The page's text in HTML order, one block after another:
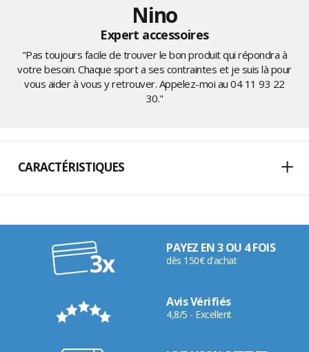
Nino
Expert accessoires
"Pas toujours facile de trouver le bon produit qui répondra à
votre besoin. Chaque sport a ses contraintes et je suis là pour
vous aider à vous y retrouver. Appelez-moi au04 11 93 22
30."
CARACTÉRISTIQUES
PAYEZ EN 3 OU 4 FOIS
dès 150€ d'achat
Avis Vérifiés
4,8/5 - Excellent